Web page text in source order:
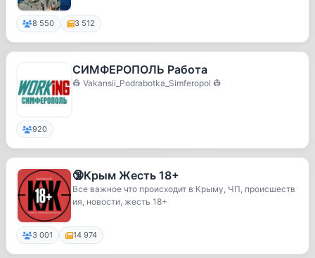
8 550 3 512
СИМФЕРОПОЛЬ Работа
👷 Vakansii_Podrabotka_Simferopol 👷
920
🔞Крым Жесть 18+
Все важное что происходит в Крыму, ЧП, происшеств
ия, новости, жесть 18+
3 001 14 974